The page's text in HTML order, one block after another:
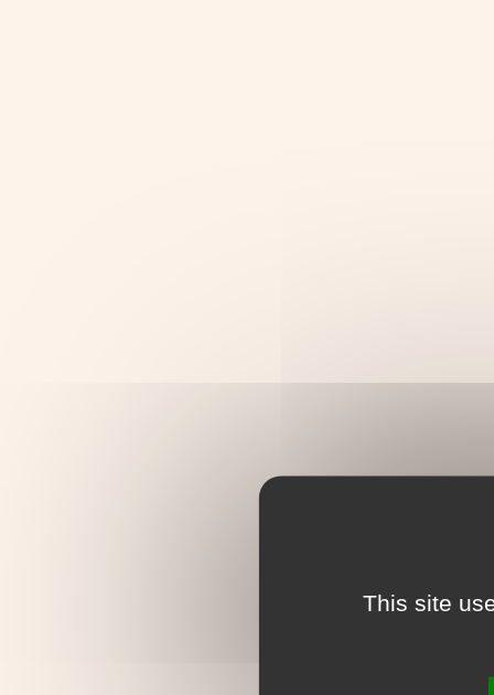
This site